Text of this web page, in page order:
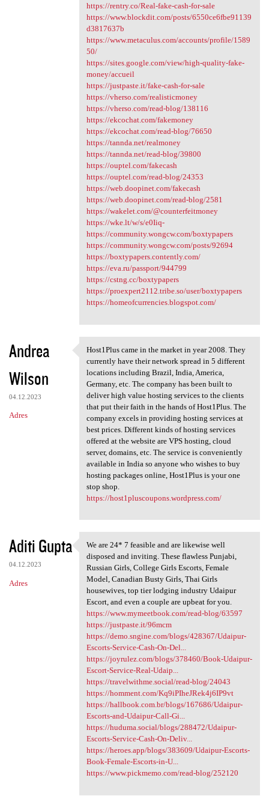
https://rentry.co/Real-fake-cash-for-sale
https://www.blockdit.com/posts/6550ce6fbe91139
d3817637b
https://www.metaculus.com/accounts/profile/1589
50/
https://sites.google.com/view/high-quality-fake-
money/accueil
https://justpaste.it/fake-cash-for-sale
https://vherso.com/realisticmoney
https://vherso.com/read-blog/138116
https://ekcochat.com/fakemoney
https://ekcochat.com/read-blog/76650
https://tannda.net/realmoney
https://tannda.net/read-blog/39800
https://ouptel.com/fakecash
https://ouptel.com/read-blog/24353
https://web.doopinet.com/fakecash
https://web.doopinet.com/read-blog/2581
https://wakelet.com/@counterfeitmoney
https://wke.lt/w/s/e0Iiq-
https://community.wongcw.com/boxtypapers
https://community.wongcw.com/posts/92694
https://boxtypapers.contently.com/
https://eva.ru/passport/944799
https://cstng.cc/boxtypapers
https://proexpert2112.tribe.so/user/boxtypapers
https://homeofcurrencies.blogspot.com/
Andrea
Wilson
04.12.2023
Adres
Host1Plus came in the market
Host1Plus came in the market in year 2008. They
currently have their network spread in 5 different
locations including Brazil, India, America,
Germany, etc. The company has been built to
deliver high value hosting services to the clients
that put their faith in the hands of Host1Plus. The
company excels in providing hosting services at
best prices. Different kinds of hosting services
offered at the website are VPS hosting, cloud
server, domains, etc. The service is conveniently
available in India so anyone who wishes to buy
hosting packages online, Host1Plus is your one
stop shop.
https://host1pluscoupons.wordpress.com/
Aditi Gupta
04.12.2023
Adres
We are 24* 7 feasible and are
We are 24* 7 feasible and are likewise well
disposed and inviting. These flawless Punjabi,
Russian Girls, College Girls Escorts, Female
Model, Canadian Busty Girls, Thai Girls
housewives, top tier lodging industry Udaipur
Escort, and even a couple are upbeat for you.
https://www.mymeetbook.com/read-blog/63597
https://justpaste.it/96mcm
https://demo.sngine.com/blogs/428367/Udaipur-
Escorts-Service-Cash-On-Del...
https://joyrulez.com/blogs/378460/Book-Udaipur-
Escort-Service-Real-Udaip...
https://travelwithme.social/read-blog/24043
https://homment.com/Kq9iPIheJRek4j6IP9vt
https://hallbook.com.br/blogs/167686/Udaipur-
Escorts-and-Udaipur-Call-Gi...
https://huduma.social/blogs/288472/Udaipur-
Escorts-Service-Cash-On-Deliv...
https://heroes.app/blogs/383609/Udaipur-Escorts-
Book-Female-Escorts-in-U...
https://www.pickmemo.com/read-blog/252120